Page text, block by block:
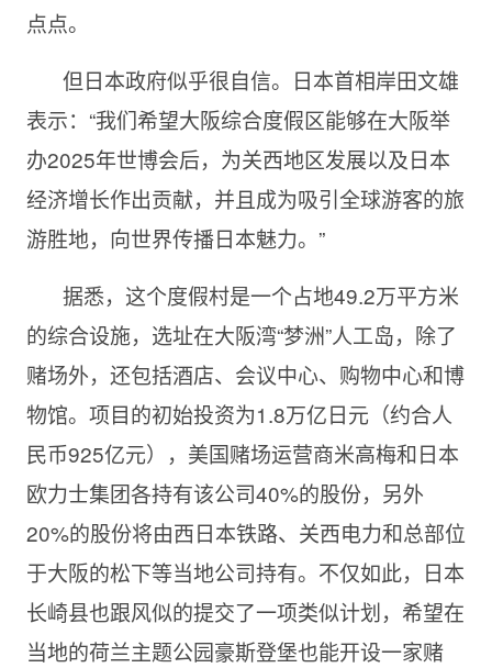
点点。
但日本政府似乎很自信。日本首相岸田文雄
表示：“我们希望大阪综合度假区能够在大阪举
办2025年世博会后，为关西地区发展以及日本
经济增长作出贡献，并且成为吸引全球游客的旅
游胜地，向世界传播日本魅力。”
据悉，这个度假村是一个占地49.2万平方米
的综合设施，选址在大阪湾“梦洲”人工岛，除了
赌场外，还包括酒店、会议中心、购物中心和博
物馆。项目的初始投资为1.8万亿日元（约合人
民币925亿元），美国赌场运营商米高梅和日本
欧力士集团各持有该公司40%的股份，另外
20%的股份将由西日本铁路、关西电力和总部位
于大阪的松下等当地公司持有。不仅如此，日本
长崎县也跟风似的提交了一项类似计划，希望在
当地的荷兰主题公园豪斯登堡也能开设一家赌